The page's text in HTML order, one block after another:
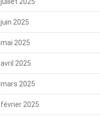
juin 2025
mai 2025
avril 2025
mars 2025
février 2025